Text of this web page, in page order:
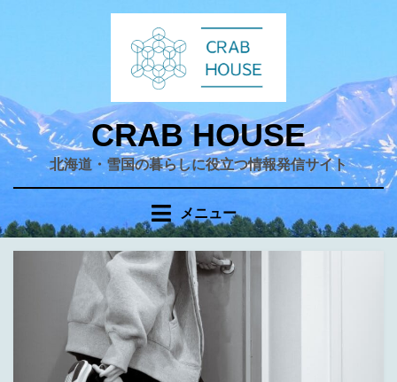
ツ
へ
移
動
CRAB HOUSE
北海道・雪国の暮らしに役立つ情報発信サイト
メニュー